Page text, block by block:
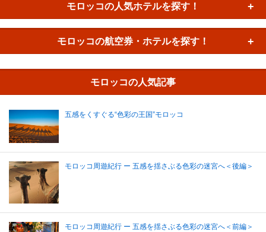
モロッコの人気ホテルを探す！
モロッコの航空券・ホテルを探す！
モロッコの人気記事
五感をくすぐる“色彩の王国”モロッコ
モロッコ周遊紀行 ー 五感を揺さぶる色彩の迷宮へ＜後編＞
モロッコ周遊紀行 ー 五感を揺さぶる色彩の迷宮へ＜前編＞